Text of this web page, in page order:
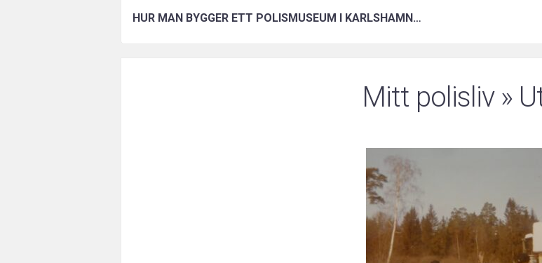
HUR MAN BYGGER ETT POLISMUSEUM I KARLSHAMN…
Mitt polisliv»